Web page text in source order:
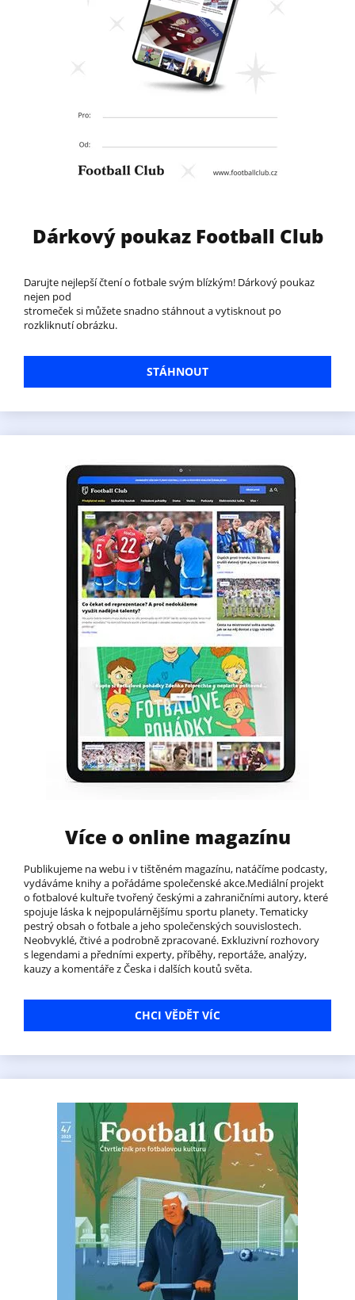
Dárkový poukaz Football Club
Darujte nejlepší čtení o fotbale svým blízkým! Dárkový poukaz
nejen pod
stromeček si můžete snadno stáhnout a vytisknout po
rozkliknutí obrázku.
STÁHNOUT
Více o online magazínu
Publikujeme na webu i v tištěném magazínu, natáčíme podcasty,
vydáváme knihy a pořádáme společenské akce.Mediální projekt
o fotbalové kultuře tvořený českými a zahraničními autory, které
spojuje láska k nejpopulárnějšímu sportu planety. Tematicky
pestrý obsah o fotbale a jeho společenských souvislostech.
Neobvyklé, čtivé a podrobně zpracované. Exkluzivní rozhovory
s legendami a předními experty, příběhy, reportáže, analýzy,
kauzy a komentáře z Česka i dalších koutů světa.
CHCI VĚDĚT VÍC